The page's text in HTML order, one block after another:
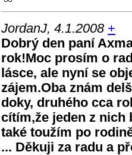
JordanJ, 4.1.2008 +
Dobrý den paní
rok!Moc prosím o
lásce, ale nyní se
zájem.Oba znám
doky, druhého cca
cítím,že jeden z nich
také toužím po
... Děkuji za radu a